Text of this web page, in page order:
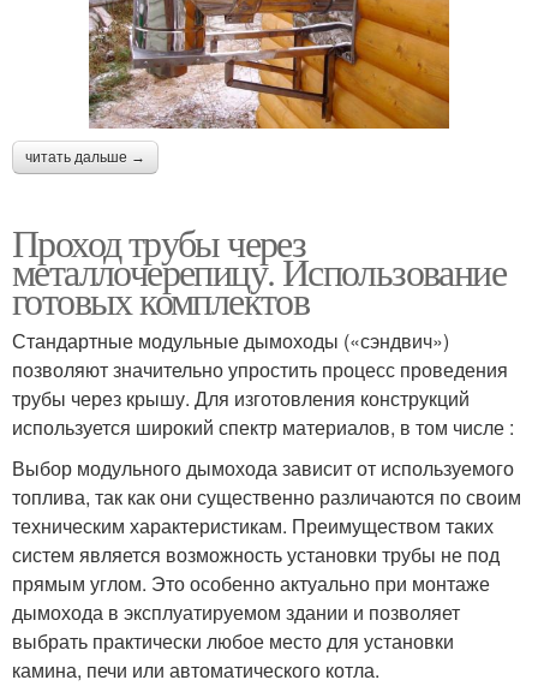
читать дальше →
Проход трубы через
металлочерепицу. Использование
готовых комплектов
Стандартные модульные дымоходы («сэндвич»)
позволяют значительно упростить процесс проведения
трубы через крышу. Для изготовления конструкций
используется широкий спектр материалов, в том числе :
Выбор модульного дымохода зависит от используемого
топлива, так как они существенно различаются по своим
техническим характеристикам. Преимуществом таких
систем является возможность установки трубы не под
прямым углом. Это особенно актуально при монтаже
дымохода в эксплуатируемом здании и позволяет
выбрать практически любое место для установки
камина, печи или автоматического котла.